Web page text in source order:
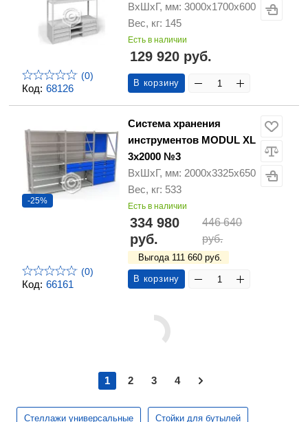
Код: 68126
(0)
ВхШхГ, мм: 3000х1700х600
Вес, кг: 145
Есть в наличии
129 920 руб.
В корзину
Код: 66161
-25%
(0)
Система хранения
инструментов MODUL XL
3x2000 №3
ВхШхГ, мм: 2000х3325х650
Вес, кг: 533
Есть в наличии
334 980
руб.
446 640
руб.
Выгода 111 660 руб.
В корзину
1 2 3 4
Стеллажи универсальные Стойки для бутылей